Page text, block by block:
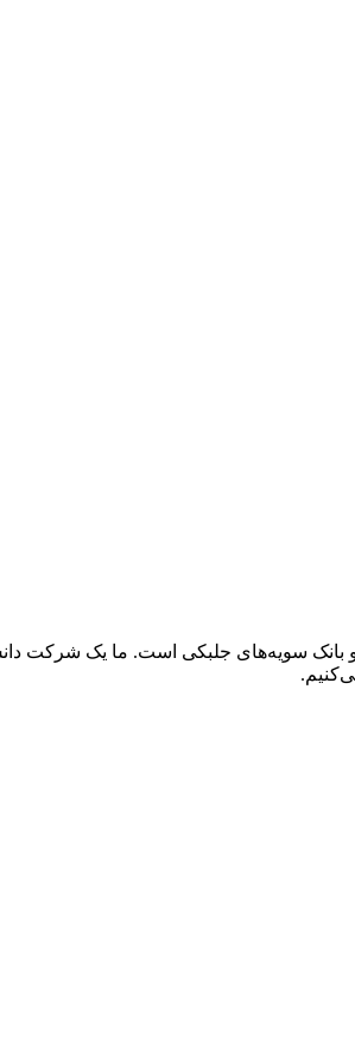
بانک سویه‌های جلبکی است. ما یک شرکت